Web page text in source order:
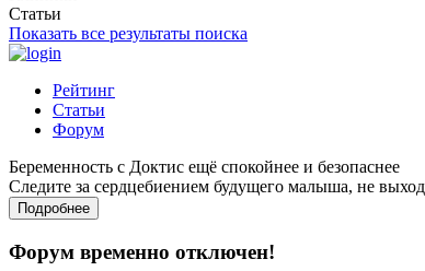
Статьи
Показать все результаты поиска
Рейтинг
Статьи
Форум
Беременность с Доктис ещё спокойнее и безопаснее
Следите за сердцебиением будущего малыша, не
Подробнее
Форум временно отключен!